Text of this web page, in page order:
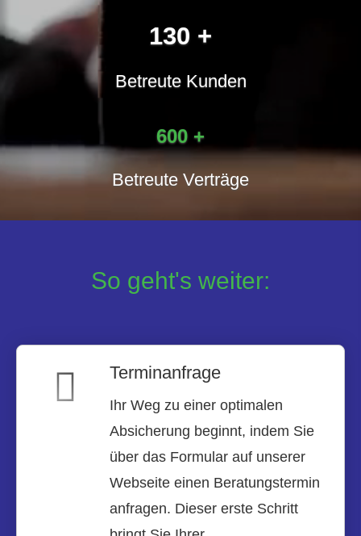
130 +
Betreute Kunden
600 +
Betreute Verträge
So geht's weiter:
Terminanfrage
Ihr Weg zu einer optimalen
Absicherung beginnt, indem Sie
über das Formular auf unserer
Webseite einen Beratungstermin
anfragen. Dieser erste Schritt